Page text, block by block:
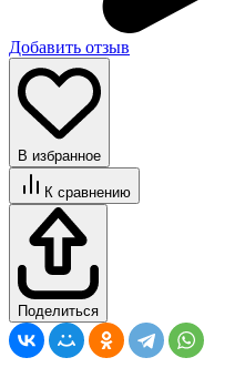
Добавить отзыв
В избранное
К сравнению
Поделиться